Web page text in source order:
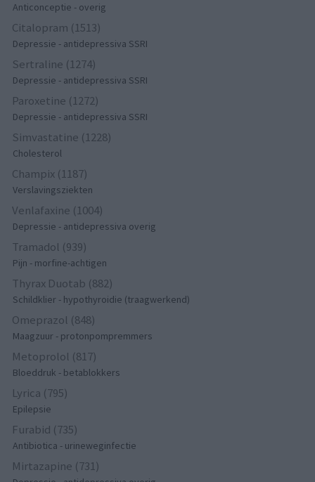
Anticonceptie - overig
Citalopram (1513)
Depressie - antidepressiva SSRI
Sertraline (1274)
Depressie - antidepressiva SSRI
Paroxetine (1272)
Depressie - antidepressiva SSRI
Simvastatine (1228)
Cholesterol
Champix (1187)
Verslavingsziekten
Venlafaxine (1004)
Depressie - antidepressiva overig
Tramadol (939)
Pijn - morfine-achtigen
Thyrax Duotab (882)
Schildklier - hypothyroidie (traagwerkend)
Omeprazol (848)
Maagzuur - protonpompremmers
Metoprolol (817)
Bloeddruk - betablokkers
Lyrica (795)
Epilepsie
Furabid (735)
Antibiotica - urineweginfectie
Mirtazapine (731)